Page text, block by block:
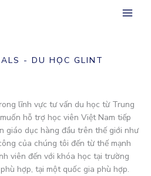
- DU HỌC GLINT
lĩnh vực tư vấn du học từ Trung
hỗ trợ học viên Việt Nam tiếp
giáo dục hàng đầu trên thế giới như
của chúng tôi đến từ thế mạnh
viên đến với khóa học tại trường
hợp, tại một quốc gia phù hợp.